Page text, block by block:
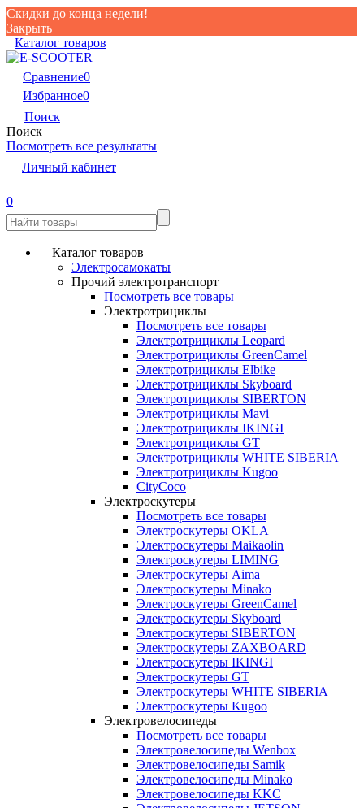
Скидки до конца недели!
Закрыть
Каталог товаров
Сравнение0
Избранное0
Поиск
Поиск
Посмотреть все результаты
Личный кабинет
0
Каталог товаров
Электросамокаты
Прочий электротранспорт
Посмотреть все товары
Электротрициклы
Посмотреть все товары
Электротрициклы Leopard
Электротрициклы GreenCamel
Электротрициклы Elbike
Электротрициклы Skyboard
Электротрициклы SIBERTON
Электротрициклы Mavi
Электротрициклы IKINGI
Электротрициклы GT
Электротрициклы WHITE SIBERIA
Электротрициклы Kugoo
CityCoco
Электроскутеры
Посмотреть все товары
Электроскутеры OKLA
Электроскутеры Maikaolin
Электроскутеры LIMING
Электроскутеры Aima
Электроскутеры Minako
Электроскутеры GreenCamel
Электроскутеры Skyboard
Электроскутеры SIBERTON
Электроскутеры ZAXBOARD
Электроскутеры IKINGI
Электроскутеры GT
Электроскутеры WHITE SIBERIA
Электроскутеры Kugoo
Электровелосипеды
Посмотреть все товары
Электровелосипеды Wenbox
Электровелосипеды Samik
Электровелосипеды Minako
Электровелосипеды KKC